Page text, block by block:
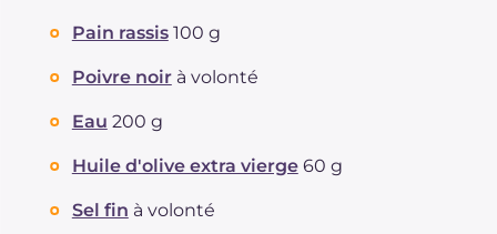
Pain rassis 100 g
Poivre noir à volonté
Eau 200 g
Huile d'olive extra vierge 60 g
Sel fin à volonté